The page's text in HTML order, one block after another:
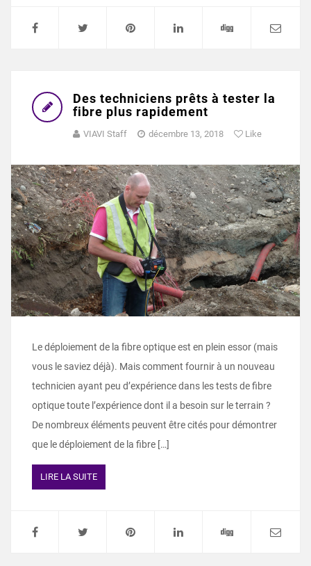
Des techniciens prêts à tester la
fibre plus rapidement
VIAVI Staff décembre 13, 2018 Like
Le déploiement de la fibre optique est en plein essor (mais
vous le saviez déjà). Mais comment fournir à un nouveau
technicien ayant peu d’expérience dans les tests de fibre
optique toute l’expérience dont il a besoin sur le terrain ?
De nombreux éléments peuvent être cités pour démontrer
que le déploiement de la fibre […]
LIRE LA SUITE